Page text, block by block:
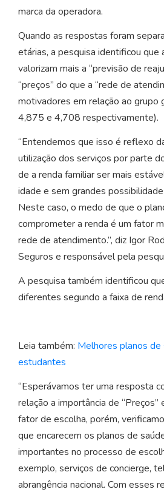
marca da operadora.
Quando as respostas foram
etárias, a pesquisa identificou que
valorizam mais a “previsão de
“preços” do que a “rede de
motivadores em relação ao grupo
4,875 e 4,708 respectivamente).
“Entendemos que isso é reflexo
utilização dos serviços por parte
de a renda familiar ser mais
idade e sem grandes
Neste caso, o medo de que o
comprometer a renda é um fator
rede de atendimento.”, diz Igor
Seguros e responsável pela
A pesquisa também identificou
diferentes segundo a faixa de
Leia também: Melhores planos de
estudantes
“Esperávamos ter uma resposta
relação a importância de “Preços”
fator de escolha, porém,
que encarecem os planos de
importantes no processo de
exemplo, serviços de concierge,
abrangência nacional. Com esses